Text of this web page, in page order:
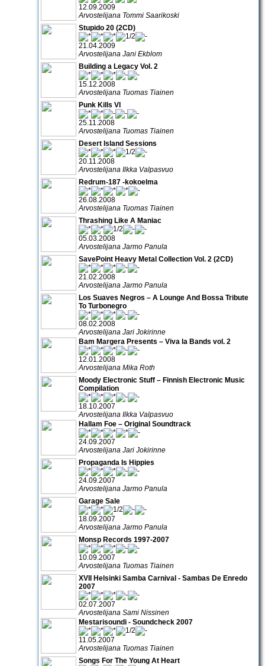
12.09.2009
Arvostelijana Tommi Saarikoski
Stupido 20 (2CD)
21.04.2009
Arvostelijana Jani Ekblom
Building a Legacy Vol. 2
15.12.2008
Arvostelijana Tuomas Tiainen
Punk Kills VI
25.11.2008
Arvostelijana Tuomas Tiainen
Desert Island Sessions
20.11.2008
Arvostelijana Ilkka Valpasvuo
Redrum-187 -kokoelma
26.08.2008
Arvostelijana Tuomas Tiainen
Thrashing Like A Maniac
05.03.2008
Arvostelijana Jarmo Panula
SavePoint Heavy Metal Collection Vol. 2 (2CD)
21.02.2008
Arvostelijana Jarmo Panula
Los Suaves Negros – A Lounge And Bossa Tribute
To Turbonegro
08.02.2008
Arvostelijana Jari Jokirinne
Bam Margera Presents – Viva la Bands vol. 2
12.01.2008
Arvostelijana Mika Roth
Moody Electronic Stuff – Finnish Electronic Music
Compilation
18.10.2007
Arvostelijana Ilkka Valpasvuo
Hallam Foe – Original Soundtrack
24.09.2007
Arvostelijana Jari Jokirinne
Propaganda Is Hippies
24.09.2007
Arvostelijana Jarmo Panula
Garage Sale
18.09.2007
Arvostelijana Jarmo Panula
Monsp Records 1997-2007
10.09.2007
Arvostelijana Tuomas Tiainen
XVII Helsinki Samba Carnival - Sambas De Enredo
2007
02.07.2007
Arvostelijana Sami Nissinen
Mestarisoundi - Soundcheck 2007
11.05.2007
Arvostelijana Tuomas Tiainen
Songs For The Young At Heart